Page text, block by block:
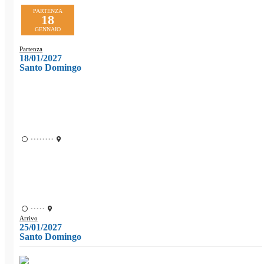
PARTENZA
18
GENNAIO
Partenza
18/01/2027
Santo Domingo
••••••••
•••••
Arrivo
25/01/2027
Santo Domingo